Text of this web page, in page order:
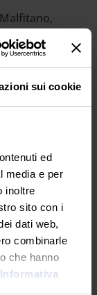
sui cookie
ed
media e per
inoltre
sito con i
dati web,
combinarle
che hanno
Informativa
che
ha bisogno
tale: egli
padri che
ma
dal suo
(non
che
dignità di non